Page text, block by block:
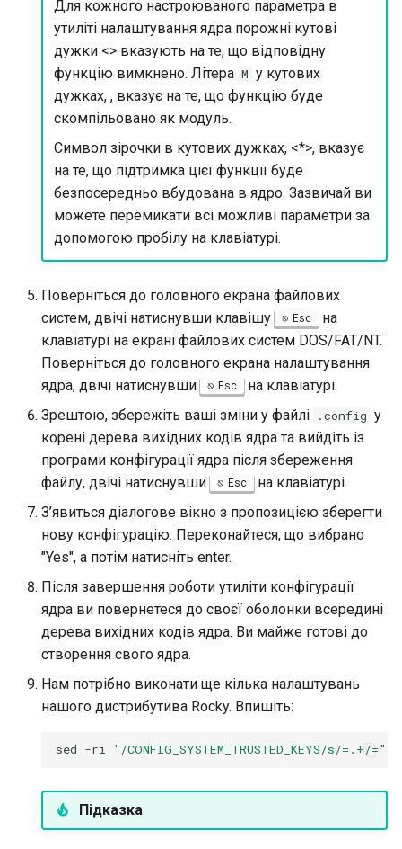
Для кожного настроюваного параметра в
утиліті налаштування ядра порожні кутові
дужки <> вказують на те, що відповідну
функцію вимкнено. Літера M у кутових
дужках, , вказує на те, що функцію буде
скомпільовано як модуль.
Символ зірочки в кутових дужках, <*>, вказує
на те, що підтримка цієї функції буде
безпосередньо вбудована в ядро. Зазвичай ви
можете перемикати всі можливі параметри за
допомогою пробілу на клавіатурі.
Поверніться до головного екрана файлових
систем, двічі натиснувши клавішу
Esc на
клавіатурі на екрані файлових систем DOS/FAT/NT.
Поверніться до головного екрана налаштування
ядра, двічі натиснувши
Esc на клавіатурі.
Зрештою, збережіть ваші зміни у файлі
.config у
корені дерева вихідних кодів ядра та вийдіть із
програми конфігурації ядра після збереження
файлу, двічі натиснувши
Esc на клавіатурі.
З’явиться діалогове вікно з пропозицією зберегти
нову конфігурацію. Переконайтеся, що вибрано
"Yes", а потім натисніть enter.
Після завершення роботи утиліти конфігурації
ядра ви повернетеся до своєї оболонки всередині
дерева вихідних кодів ядра. Ви майже готові до
створення свого ядра.
Нам потрібно виконати ще кілька налаштувань
нашого дистрибутива Rocky. Впишіть:
sed -ri '/CONFIG_SYSTEM_TRUSTED_KEYS/s/=.+/
Підказка